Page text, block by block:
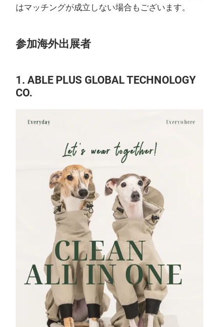
はマッチングが成立しない場合もございます。
参加海外出展者
1. ABLE PLUS GLOBAL TECHNOLOGY
CO.